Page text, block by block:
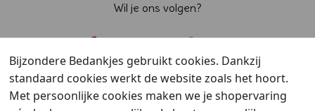
Wil je ons volgen?
Beoordeeld met een door klanten
Bijzondere Bedankjes gebruikt cookies. Dankzij
standaard cookies werkt de website zoals het hoort.
Met persoonlijke cookies maken we je shopervaring